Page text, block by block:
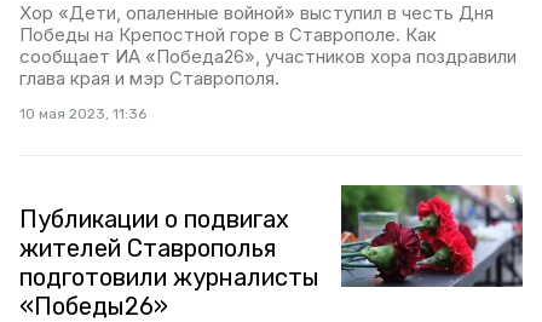
Хор «Дети, опаленные войной» выступил в честь Дня
Победы на Крепостной горе в Ставрополе. Как
сообщает ИА «Победа26», участников хора поздравили
глава края и мэр Ставрополя.
10 мая 2023, 11:36
Публикации о подвигах
жителей Ставрополья
подготовили журналисты
«Победы26»